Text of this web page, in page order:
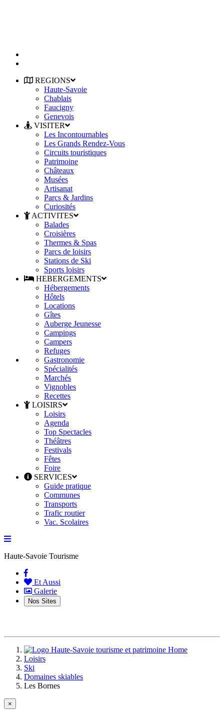
REGIONS
Haute-Savoie
Chablais
Faucigny
Genevois
VISITER
Les Incontournables
Les Grands Rendez-Vous
Circuits touristiques
Patrimoine
Châteaux
Musées
Artisanat
Parcs & Jardins
Curiosités
ACTIVITES
Balades
Croisières
Thermes & Spas
Parcs de loisirs
Stations de Ski
Sports loisirs
HEBERGEMENTS
Hébergements
Hôtels
Locations
Gîtes
Auberge Jeunesse
Campings
Campers
Refuges
Gastronomie
Spécialités
Marchés
Vignobles
Recettes
LOISIRS
Loisirs
Agenda
Top Spectacles
Théâtres
Festivals
Fêtes
Foire
SERVICES
Guide pratique
Communes
Transports
Trafic routier
Vac. Scolaires
Haute-Savoie Tourisme
(current)
Et Aussi
Galerie
Nos Sites
Home
Loisirs
Ski
Domaines skiables
Les Bornes
×